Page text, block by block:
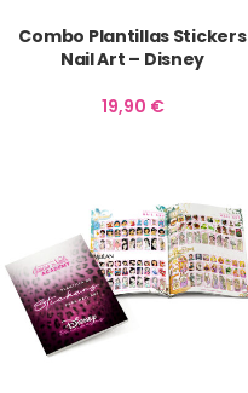
Combo Plantillas Stickers
Nail Art – Disney
19,90 €